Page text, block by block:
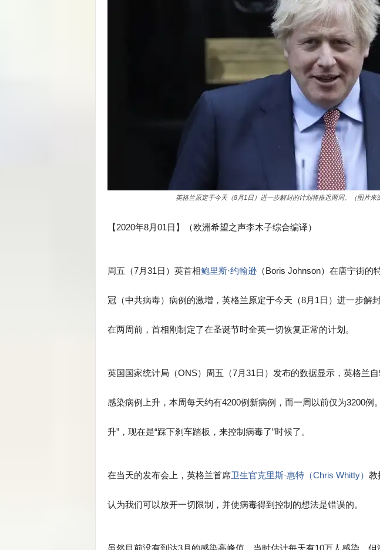
英格兰原定于今天（8月1日）进一步解封的计划将推迟两周。（图片来
【2020年8月01日】（欧洲希望之声李木子综合编译）
周五（7月31日）英首相鲍里斯·约翰逊（Boris Johnson）在唐宁街的
冠（中共病毒）病例的激增，英格兰原定于今天（8月1日）进一步解
在两周前，首相刚制定了在圣诞节时全英一切恢复正常的计划。
英国国家统计局（ONS）周五（7月31日）发布的数据显示，英格兰
感染病例上升，本周每天约有4200例新病例，而一周以前仅为3200例
升”，现在是“踩下刹车踏板，来控制病毒了”时候了。
在当天的发布会上，英格兰首席卫生官克里斯·惠特（Chris Whitty） 教
认为我们可以放开一切限制，并使病毒得到控制的想法是错误的。
虽然目前没有到达3月的感染高峰值，当时估计每天有10万人感染，